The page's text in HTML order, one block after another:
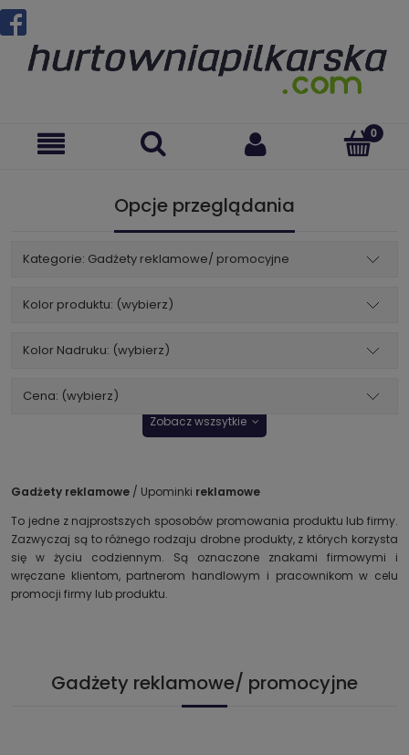
Opcje przeglądania
Kategorie: Gadżety reklamowe/ promocyjne
Kolor produktu: (wybierz)
Kolor Nadruku: (wybierz)
Cena: (wybierz)
Zobacz wszsytkie
Gadżety reklamowe / Upominki reklamowe
To jedne z najprostszych sposobów promowania produktu lub firmy.
Zazwyczaj są to różnego rodzaju drobne produkty, z których korzysta
się w życiu codziennym. Są oznaczone znakami firmowymi i
wręczane klientom, partnerom handlowym i pracownikom w celu
promocji firmy lub produktu.
Gadżety reklamowe/ promocyjne